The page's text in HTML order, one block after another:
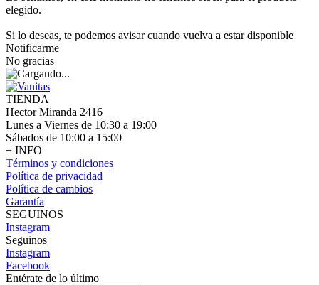
elegido.
Si lo deseas, te podemos avisar cuando vuelva a estar disponible
Notificarme
No gracias
TIENDA
Hector Miranda 2416
Lunes a Viernes de 10:30 a 19:00
Sábados de 10:00 a 15:00
+ INFO
Términos y condiciones
Política de privacidad
Política de cambios
Garantía
SEGUINOS
Instagram
Seguinos
Instagram
Facebook
Entérate de lo último